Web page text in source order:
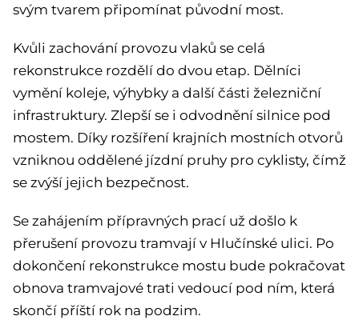
svým tvarem připomínat původní most.
Kvůli zachování provozu vlaků se celá
rekonstrukce rozdělí do dvou etap. Dělníci
vymění koleje, výhybky a další části železniční
infrastruktury. Zlepší se i odvodnění silnice pod
mostem. Díky rozšíření krajních mostních otvorů
vzniknou oddělené jízdní pruhy pro cyklisty, čímž
se zvýší jejich bezpečnost.
Se zahájením přípravných prací už došlo k
přerušení provozu tramvají v Hlučínské ulici. Po
dokončení rekonstrukce mostu bude pokračovat
obnova tramvajové trati vedoucí pod ním, která
skončí příští rok na podzim.